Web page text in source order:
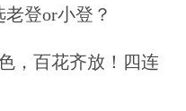
信息制造业东
亿元，同比
同比持平；中部
登or小登？
，百花齐放！四连